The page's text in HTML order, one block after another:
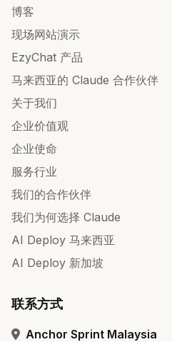
博客
现场网站演示
EzyChat 产品
马来西亚的 Claude 合作伙伴
关于我们
企业价值观
企业使命
服务行业
我们的合作伙伴
我们为何选择 Claude
AI Deploy 马来西亚
AI Deploy 新加坡
联系方式
Anchor Sprint Malaysia